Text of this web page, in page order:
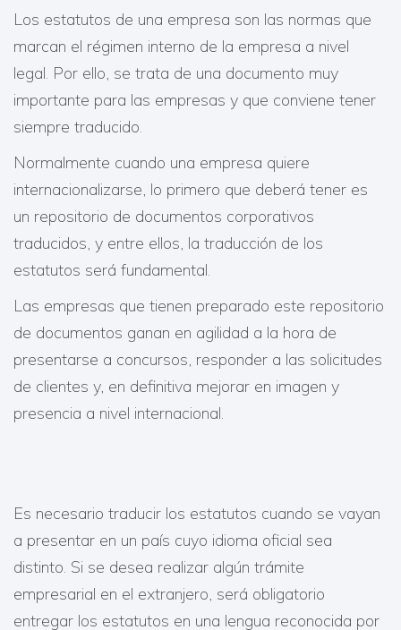
Los estatutos de una empresa son las normas que
marcan el régimen interno de la empresa a nivel
legal. Por ello, se trata de una documento muy
importante para las empresas y que conviene tener
siempre traducido.
Normalmente cuando una empresa quiere
internacionalizarse, lo primero que deberá tener es
un repositorio de documentos corporativos
traducidos, y entre ellos, la traducción de los
estatutos será fundamental.
Las empresas que tienen preparado este repositorio
de documentos ganan en agilidad a la hora de
presentarse a concursos, responder a las solicitudes
de clientes y, en definitiva mejorar en imagen y
presencia a nivel internacional.
Es necesario traducir los estatutos cuando se vayan
a presentar en un país cuyo idioma oficial sea
distinto. Si se desea realizar algún trámite
empresarial en el extranjero, será obligatorio
entregar los estatutos en una lengua reconocida por